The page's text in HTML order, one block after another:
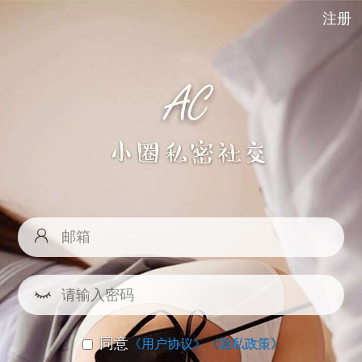
注册
同意《用户协议》《隐私政策》